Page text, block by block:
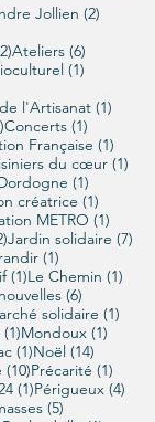
Jollien (2)
42 posts
Ateliers (6)
(1)
l'Artisanat (1)
1 post
Concerts (1)
Française (1)
du cœur (1)
post (1)
créatrice (1)
METRO (1)
12 posts
Jardin solidaire (7)
(1)
(1)1 post
Le Chemin (1)
(6)
solidaire (1)
(1)1 post
Mondoux (1)
(1)1 post
Noël (14)
(10)10 posts
Précarité (1)
(1)1 post
Périgueux (4)
(5)